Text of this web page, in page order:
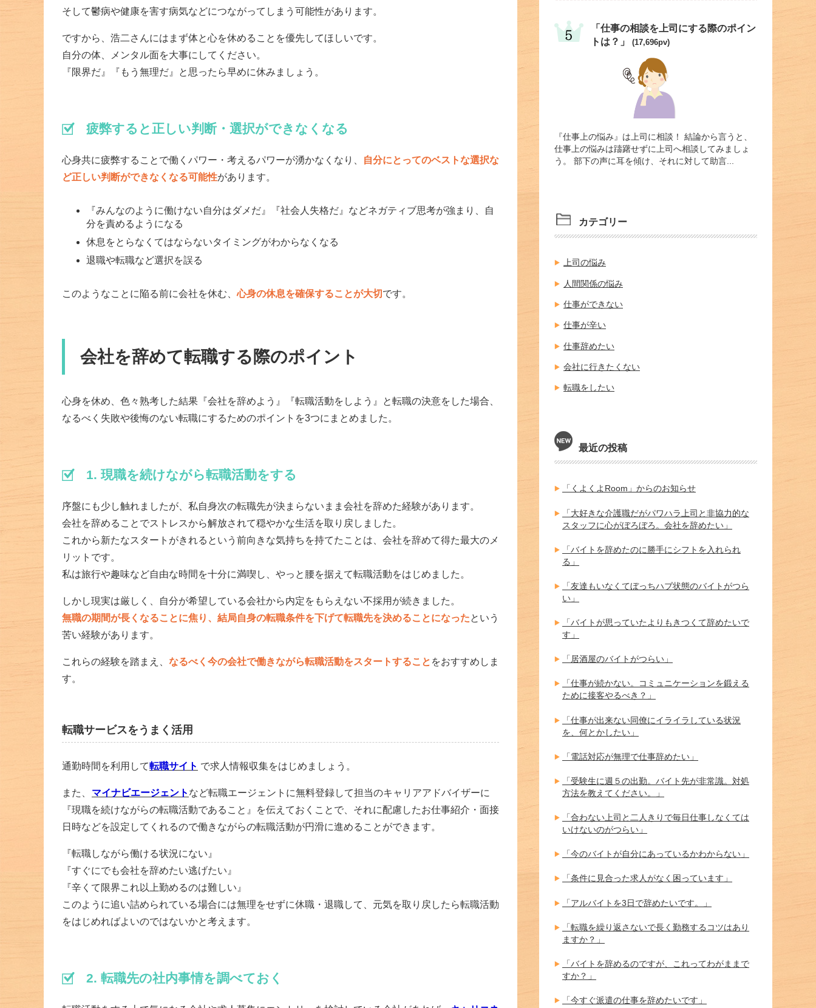
そして鬱病や健康を害す病気などにつながってしまう可能性があります。
ですから、浩二さんにはまず体と心を休めることを優先してほしいです。
自分の体、メンタル面を大事にしてください。
『限界だ』『もう無理だ』と思ったら早めに休みましょう。
疲弊すると正しい判断・選択ができなくなる
心身共に疲弊することで働くパワー・考えるパワーが湧かなくなり、
自分にとってのベストな選択な
ど正しい判断ができなくなる可能性があります。
『みんなのように働けない自分はダメだ』『社会人失格だ』などネガティブ思考が強まり、自
分を責めるようになる
休息をとらなくてはならないタイミングがわからなくなる
退職や転職など選択を誤る
このようなことに陥る前に会社を休む、心身の休息を確保することが大切 です。
会社を辞めて転職する際のポイント
心身を休め、色々熟考した結果『会社を辞めよう』『転職活動をしよう』と転職の決意をした場合、
なるべく失敗や後悔のない転職にするためのポイントを3つにまとめました。
1. 現職を続けながら転職活動をする
序盤にも少し触れましたが、私自身次の転職先が決まらないまま会社を辞めた経験があります。
会社を辞めることでストレスから解放されて穏やかな生活を取り戻しました。
これから新たなスタートがきれるという前向きな気持ちを持てたことは、会社を辞めて得た最大のメ
リットです。
私は旅行や趣味など自由な時間を十分に満喫し、やっと腰を据えて転職活動をはじめました。
しかし現実は厳しく、自分が希望している会社から内定をもらえない不採用が続きました。
無職の期間が長くなることに焦り、結局自身の転職条件を下げて転職先を決めることになったという
苦い経験があります。
これらの経験を踏まえ、 なるべく今の会社で働きながら転職活動をスタートすること をおすすめしま
す。
転職サービスをうまく活用
通勤時間を利用して転職サイト で求人情報収集をはじめましょう。
また、 マイナビエージェント など転職エージェントに無料登録して担当のキャリアアドバイザーに
『現職を続けながらの転職活動であること』を伝えておくことで、それに配慮したお仕事紹介・面接
日時などを設定してくれるので働きながらの転職活動が円滑に進めることができます。
『転職しながら働ける状況にない』
『すぐにでも会社を辞めたい逃げたい』
『辛くて限界これ以上勤めるのは難しい』
このように追い詰められている場合には無理をせずに休職・退職して、元気を取り戻したら転職活動
をはじめればよいのではないかと考えます。
2. 転職先の社内事情を調べておく
「仕事の相談を上司にする際のポイン
トは？」
(17,696pv)
『仕事上の悩み』は上司に相談！ 結論から言うと、
仕事上の悩みは躊躇せずに上司へ相談してみましょ
う。 部下の声に耳を傾け、それに対して助言...
カテゴリー
上司の悩み
人間関係の悩み
仕事ができない
仕事が辛い
仕事辞めたい
会社に行きたくない
転職をしたい
最近の投稿
「くよくよRoom」からのお知らせ
「大好きな介護職だがパワハラ上司と非協力的な
スタッフに心がぼろぼろ。会社を辞めたい」
「バイトを辞めたのに勝手にシフトを入れられ
る」
「友達もいなくてぼっちハブ状態のバイトがつら
い」
「バイトが思っていたよりもきつくて辞めたいで
す」
「居酒屋のバイトがつらい」
「仕事が続かない。コミュニケーションを鍛える
ために接客やるべき？」
「仕事が出来ない同僚にイライラしている状況
を、何とかしたい」
「電話対応が無理で仕事辞めたい」
「受験生に週５の出勤。バイト先が非常識。対処
方法を教えてください。」
「合わない上司と二人きりで毎日仕事しなくては
いけないのがつらい」
「今のバイトが自分にあっているかわからない」
「条件に見合った求人がなく困っています」
「アルバイトを3日で辞めたいです。」
「転職を繰り返さないで長く勤務するコツはあり
ますか？」
「バイトを辞めるのですが、これってわがままで
すか？」
「今すぐ派遣の仕事を辞めたいです」